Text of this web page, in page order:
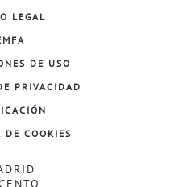
LEGAL
DE USO
PRIVACIDAD
DE COOKIES